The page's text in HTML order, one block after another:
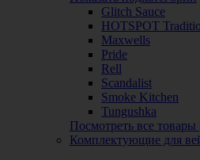
Glitch Sauce
HOTSPOT
Maxwells
Pride
Rell
Scandalist
Smoke Kitchen
Tungushka
Посмотреть все товары
Комплектующие для